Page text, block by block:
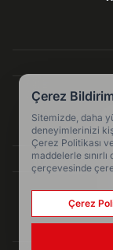
Çerez
Sitemizde, daha
deneyimlerinizi
Çerez Politikası
maddelerle
çerçevesinde
Çerez